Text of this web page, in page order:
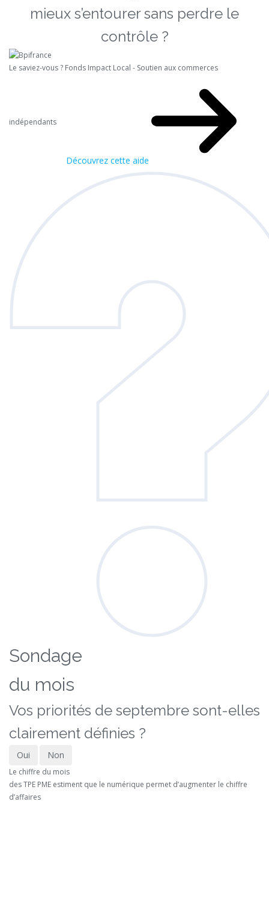
mieux s’entourer sans perdre le
contrôle ?
Le saviez-vous ? Fonds Impact Local - Soutien aux commerces
indépendants
Découvrez cette aide
Sondage
du mois
Vos priorités de septembre sont-elles
clairement définies ?
Oui Non
Le chiffre du mois
des TPE PME estiment que le numérique permet d’augmenter le chiffre
d’affaires